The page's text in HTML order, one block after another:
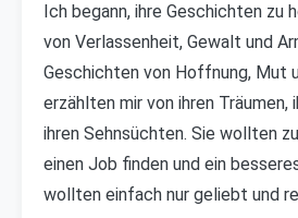
Ich begann, ihre Geschichten zu
von Verlassenheit, Gewalt und
Geschichten von Hoffnung, Mut
erzählten mir von ihren Träumen,
ihren Sehnsüchten. Sie wollten
einen Job finden und ein
wollten einfach nur geliebt und